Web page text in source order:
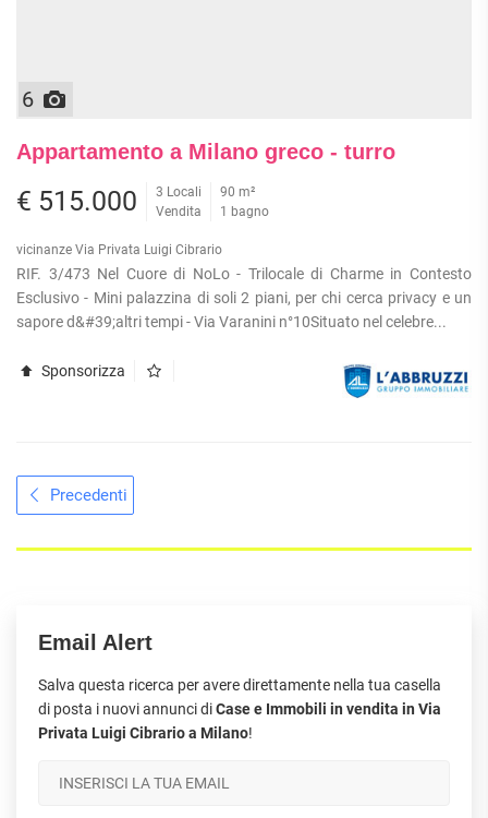
6
Appartamento a Milano greco - turro
€ 515.000
3 Locali
Vendita
90 m²
1 bagno
vicinanze Via Privata Luigi Cibrario
RIF. 3/473 Nel Cuore di NoLo - Trilocale di Charme in Contesto
Esclusivo - Mini palazzina di soli 2 piani, per chi cerca privacy e un
sapore d&#39;altri tempi - Via Varanini n°10Situato nel celebre...
Sponsorizza
Precedenti
Email Alert
Salva questa ricerca per avere direttamente nella tua casella
di posta i nuovi annunci diCase e Immobili in vendita in Via
Privata Luigi Cibrario a Milano!